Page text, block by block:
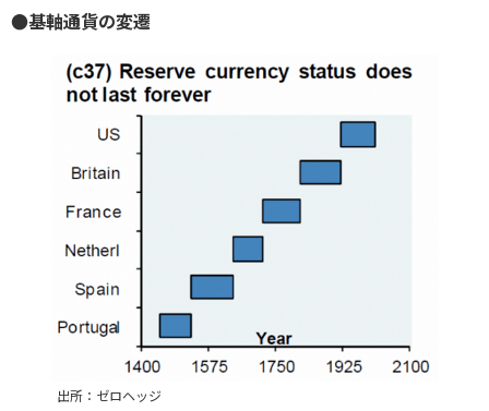
●基軸通貨の変遷
出所：ゼロヘッジ